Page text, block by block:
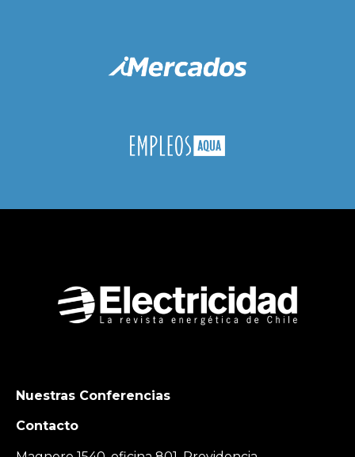
Nuestras Conferencias
Contacto